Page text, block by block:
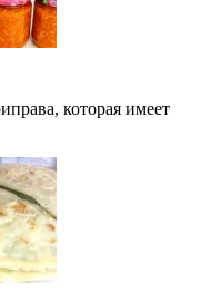
которая имеет